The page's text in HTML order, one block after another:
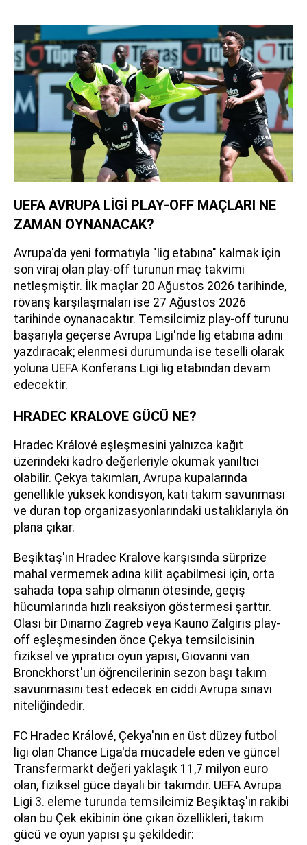
UEFA AVRUPA LİGİ PLAY-OFF MAÇLARI NE
ZAMAN OYNANACAK?
Avrupa'da yeni formatıyla "lig etabına" kalmak için
son viraj olan play-off turunun maç takvimi
netleşmiştir. İlk maçlar 20 Ağustos 2026 tarihinde,
rövanş karşılaşmaları ise 27 Ağustos 2026
tarihinde oynanacaktır. Temsilcimiz play-off turunu
başarıyla geçerse Avrupa Ligi'nde lig etabına adını
yazdıracak; elenmesi durumunda ise teselli olarak
yoluna UEFA Konferans Ligi lig etabından devam
edecektir.
HRADEC KRALOVE GÜCÜ NE?
Hradec Králové eşleşmesini yalnızca kağıt
üzerindeki kadro değerleriyle okumak yanıltıcı
olabilir. Çekya takımları, Avrupa kupalarında
genellikle yüksek kondisyon, katı takım savunması
ve duran top organizasyonlarındaki ustalıklarıyla ön
plana çıkar.
Beşiktaş'ın Hradec Kralove karşısında sürprize
mahal vermemek adına kilit açabilmesi için, orta
sahada topa sahip olmanın ötesinde, geçiş
hücumlarında hızlı reaksiyon göstermesi şarttır.
Olası bir Dinamo Zagreb veya Kauno Zalgiris play-
off eşleşmesinden önce Çekya temsilcisinin
fiziksel ve yıpratıcı oyun yapısı, Giovanni van
Bronckhorst'un öğrencilerinin sezon başı takım
savunmasını test edecek en ciddi Avrupa sınavı
niteliğindedir.
FC Hradec Králové, Çekya'nın en üst düzey futbol
ligi olan Chance Liga'da mücadele eden ve güncel
Transfermarkt değeri yaklaşık 11,7 milyon euro
olan, fiziksel güce dayalı bir takımdır. UEFA Avrupa
Ligi 3. eleme turunda temsilcimiz Beşiktaş'ın rakibi
olan bu Çek ekibinin öne çıkan özellikleri, takım
gücü ve oyun yapısı şu şekildedir: